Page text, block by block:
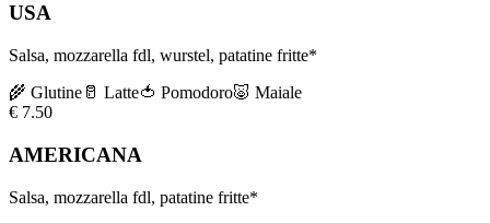
USA
Salsa, mozzarella fdl, wurstel, patatine fritte*
🌾 Glutine 🥛 Latte🍅 Pomodoro🐷 Maiale
€ 7.50
AMERICANA
Salsa, mozzarella fdl, patatine fritte*